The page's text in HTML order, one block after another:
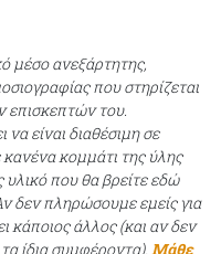
μέσο ανεξάρτητης,
που στηρίζεται
επισκεπτών του.
είναι διαθέσιμη σε
κομμάτι της ύλης
που θα βρείτε εδώ
δεν πληρώσουμε εμείς για
άλλος (και αν δεν
ίδια συμφέροντα). Μάθε